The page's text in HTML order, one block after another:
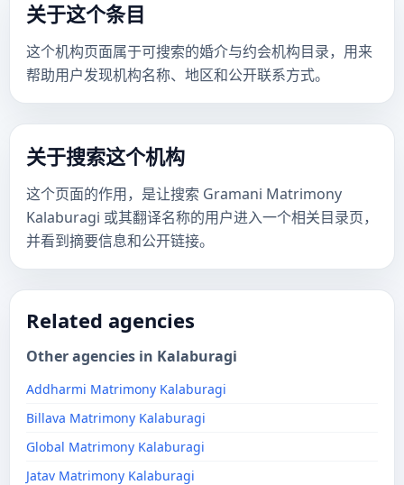
关于这个条目
这个机构页面属于可搜索的婚介与约会机构目录，用来
帮助用户发现机构名称、地区和公开联系方式。
关于搜索这个机构
这个页面的作用，是让搜索 Gramani Matrimony
Kalaburagi 或其翻译名称的用户进入一个相关目录页，
并看到摘要信息和公开链接。
Related agencies
Other agencies in Kalaburagi
Addharmi Matrimony Kalaburagi
Billava Matrimony Kalaburagi
Global Matrimony Kalaburagi
Jatav Matrimony Kalaburagi